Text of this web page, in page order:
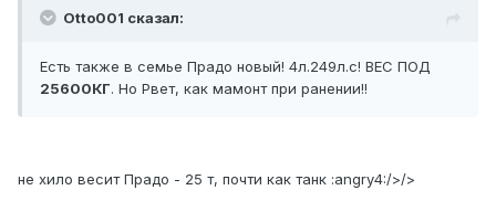
Otto001 сказал:
Есть также в семье Прадо новый! 4л.249л.с! ВЕС ПОД
25600КГ. Но Рвет, как мамонт при ранении!!
не хило весит Прадо - 25 т, почти как танк :angry4:/>/>